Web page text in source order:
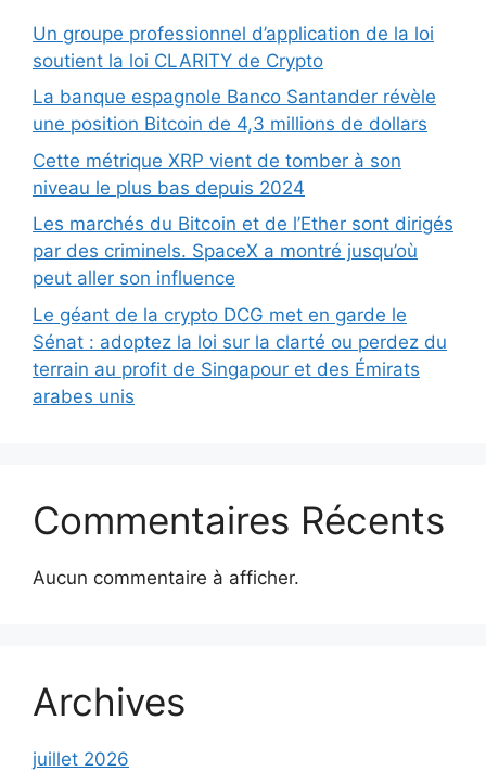
Un groupe professionnel d’application de la loi
soutient la loi CLARITY de Crypto
La banque espagnole Banco Santander révèle
une position Bitcoin de 4,3 millions de dollars
Cette métrique XRP vient de tomber à son
niveau le plus bas depuis 2024
Les marchés du Bitcoin et de l’Ether sont dirigés
par des criminels. SpaceX a montré jusqu’où
peut aller son influence
Le géant de la crypto DCG met en garde le
Sénat : adoptez la loi sur la clarté ou perdez du
terrain au profit de Singapour et des Émirats
arabes unis
Commentaires Récents
Aucun commentaire à afficher.
Archives
juillet 2026